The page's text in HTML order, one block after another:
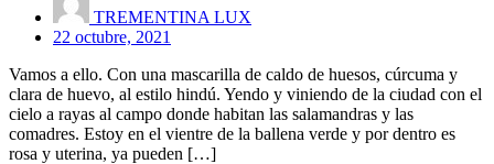
TREMENTINA LUX
22 octubre, 2021
Vamos a ello. Con una mascarilla de caldo de huesos, cúrcuma y
clara de huevo, al estilo hindú. Yendo y viniendo de la ciudad con el
cielo a rayas al campo donde habitan las salamandras y las
comadres. Estoy en el vientre de la ballena verde y por dentro es
rosa y uterina, ya pueden […]